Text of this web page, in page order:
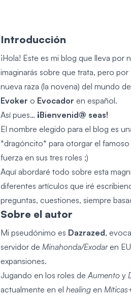
Introducción
¡Hola! Este es mi blog que lleva por
imaginarás sobre que trata, pero
nueva raza (la novena) del mundo de
Evoker o Evocador en español.
Así pues… ¡Bienvenid@ seas!
El nombre elegido para el blog es
*dragóncito* para otorgar el famoso
fuerza en sus tres roles ;)
Aquí abordaré todo sobre esta
diferentes artículos que iré
preguntas, cuestiones, siempre
Sobre el autor
Mi pseudónimo es Dazrazed,
servidor de Minahonda/Exodaren
expansiones.
Jugando en los roles deAumento y
actualmente en el healing en